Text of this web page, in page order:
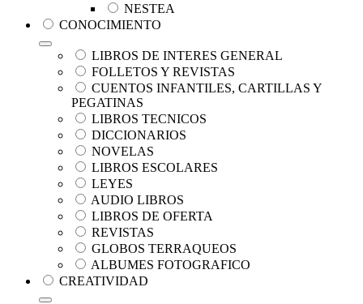
NESTEA
CONOCIMIENTO
LIBROS DE INTERES GENERAL
FOLLETOS Y REVISTAS
CUENTOS INFANTILES, CARTILLAS Y
PEGATINAS
LIBROS TECNICOS
DICCIONARIOS
NOVELAS
LIBROS ESCOLARES
LEYES
AUDIO LIBROS
LIBROS DE OFERTA
REVISTAS
GLOBOS TERRAQUEOS
ALBUMES FOTOGRAFICO
CREATIVIDAD